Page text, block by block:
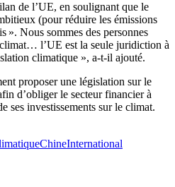
de l’UE, en soulignant que le
(pour réduire les émissions
». Nous sommes des personnes
l’UE est la seule juridiction à
climatique », a-t-il ajouté.
proposer une législation sur le
d’obliger le secteur financier à
ses investissements sur le climat.
ChineInternational